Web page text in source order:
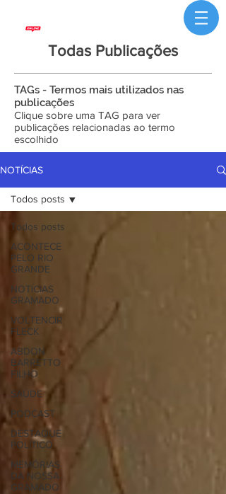
Todas Publicações
TAGs - Termos mais utilizados nas
publicações
Clique sobre uma TAG para ver
publicações relacionadas ao termo
escolhido
NOTÍCIAS
Todos posts
ACONTECE
PELO RIO
GRANDE
NOTÍCIAS
GRAMADO
VOLTENCIR
FLECK
ABDON
BARRETTO
FILHO
SAÚDE
PODCAST
DESTAQUE
POLÍTICO
MEMÓRIAS
DA NOSSA
GRAMADO
Todos posts